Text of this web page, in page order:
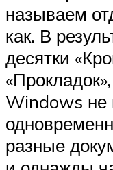
называем
как. В
десятки
Windows не
разные